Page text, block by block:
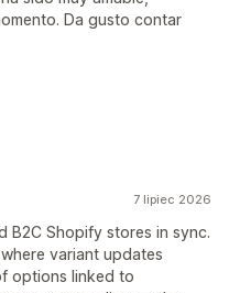
Da gusto contar
7 lipiec 2026
B2C Shopify stores in sync.
variant updates
options linked to